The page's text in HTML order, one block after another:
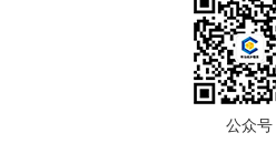
公众号